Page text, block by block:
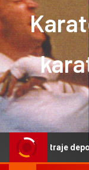
deportivo: una